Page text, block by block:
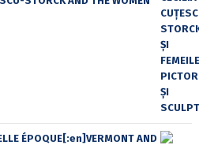
ÉPOQUE[:en]VERMONT AND